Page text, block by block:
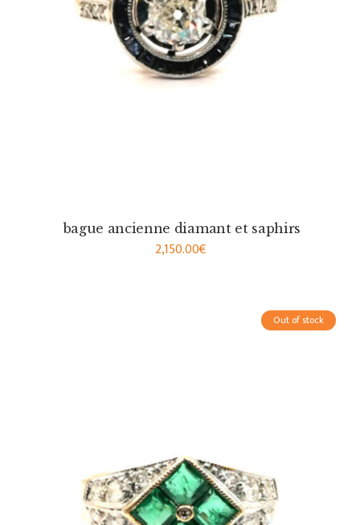
bague ancienne diamant et saphirs
2,150.00€
Out of stock